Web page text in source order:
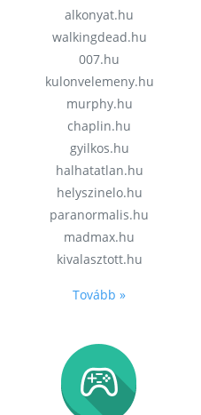
alkonyat.hu
walkingdead.hu
007.hu
kulonvelemeny.hu
murphy.hu
chaplin.hu
gyilkos.hu
halhatatlan.hu
helyszinelo.hu
paranormalis.hu
madmax.hu
kivalasztott.hu
Tovább »